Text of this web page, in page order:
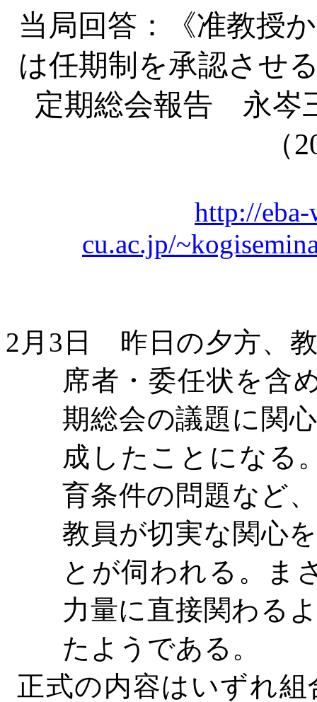
当局回答：《准教授
は任期制を承認させ
定期総会報告 永岑
（
http://
cu.ac.jp/
2 月 3 日 昨日の夕方、
席者・委任状を含
期総会の議題に関
成したことになる
育条件の問題など
教員が切実な関心
とが伺われる。ま
力量に直接関わる
たようである。
正式の内容はいずれ